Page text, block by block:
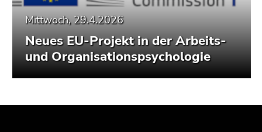
Mittwoch, 29.4.2026
Neues EU-Projekt in der Arbeits-
und Organisationspsychologie